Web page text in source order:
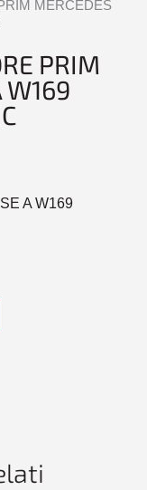
MERCEDES
PRIM
W169
A W169